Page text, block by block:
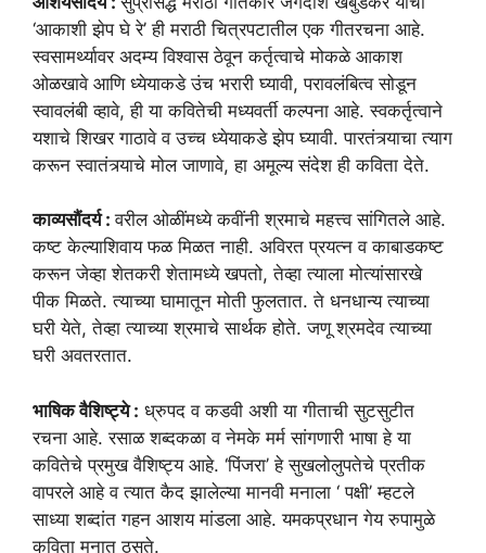
‘आकाशी झेप घे रे’ ही मराठी चित्रपटातील एक गीतरचना आहे.
स्वसामर्थ्यावर अदम्य विश्वास ठेवून कर्तृत्वाचे मोकळे आकाश
ओळखावे आणि ध्येयाकडे उंच भरारी घ्यावी, परावलंबित्व सोडून
स्वावलंबी व्हावे, ही या कवितेची मध्यवर्ती कल्पना आहे. स्वकर्तृत्वाने
यशाचे शिखर गाठावे व उच्च ध्येयाकडे झेप घ्यावी. पारतंत्र्याचा त्याग
करून स्वातंत्र्याचे मोल जाणावे, हा अमूल्य संदेश ही कविता देते.
काव्यसौंदर्य :वरील ओळींमध्ये कवींनी श्रमाचे महत्त्व सांगितले आहे.
कष्ट केल्याशिवाय फळ मिळत नाही. अविरत प्रयत्न व काबाडकष्ट
करून जेव्हा शेतकरी शेतामध्ये खपतो, तेव्हा त्याला मोत्यांसारखे
पीक मिळते. त्याच्या घामातून मोती फुलतात. ते धनधान्य त्याच्या
घरी येते, तेव्हा त्याच्या श्रमाचे सार्थक होते. जणू श्रमदेव त्याच्या
घरी अवतरतात.
भाषिक वैशिष्ट्ये : ध्रुपद व कडवी अशी या गीताची सुटसुटीत
रचना आहे. रसाळ शब्दकळा व नेमके मर्म सांगणारी भाषा हे या
कवितेचे प्रमुख वैशिष्ट्य आहे. ‘पिंजरा’ हे सुखलोलुपतेचे प्रतीक
वापरले आहे व त्यात कैद झालेल्या मानवी मनाला ‘ पक्षी’ म्हटले
साध्या शब्दांत गहन आशय मांडला आहे. यमकप्रधान गेय रुपामुळे
कविता मनात ठसते.